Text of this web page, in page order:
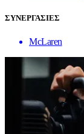
ΣΥΝΕΡΓΑΣΙΕΣ
McLaren